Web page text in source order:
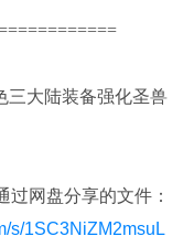
三大陆装备强化圣兽
过网盘分享的文件：
s/1SC3NiZM2msuL